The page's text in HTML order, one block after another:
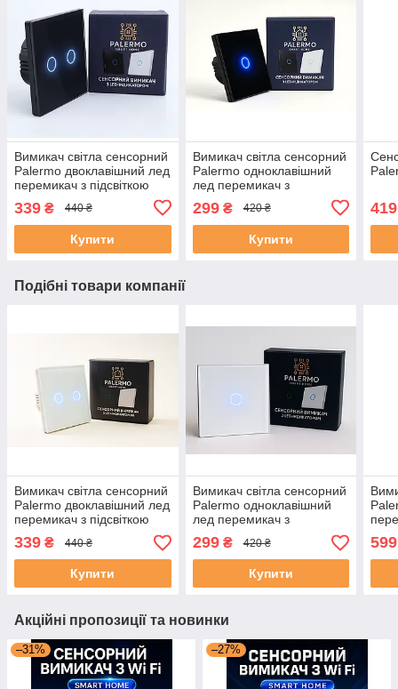
Вимикач світла сенсорний
Palermo двоклавішний лед
перемикач з підсвіткою
339 ₴ 440 ₴
Купити
Вимикач світла сенсорний
Palermo одноклавішний
лед перемикач з
одинарний
299₴ 420 ₴
Купити
419
Подібні товари компанії
Вимикач світла сенсорний
Palermo двоклавішний лед
перемикач з підсвіткою
білий подвійний
339 ₴ 440 ₴
Купити
Вимикач світла сенсорний
Palermo одноклавішний
лед перемикач з
підсвіткою білий
одинарний
299₴ 420 ₴
Купити
2 шт
599
Акційні пропозиції та новинки
–31% –27%